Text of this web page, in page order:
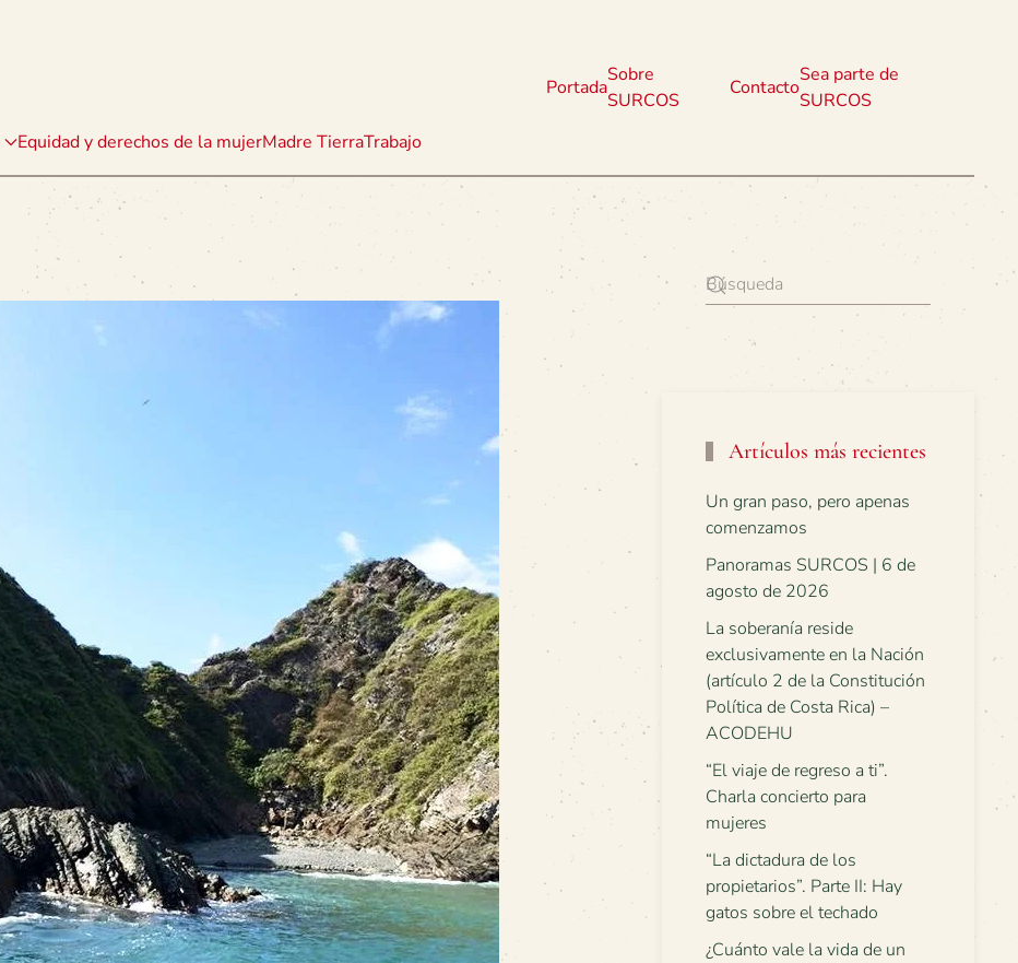
Equidad y derechos de la mujerMadre TierraTrabajo
Portada
Sobre
SURCOS
Contacto
Sea parte de
SURCOS
Artículos más recientes
Un gran paso, pero apenas
comenzamos
Panoramas SURCOS | 6 de
agosto de 2026
La soberanía reside
exclusivamente en la Nación
(artículo 2 de la Constitución
Política de Costa Rica) –
ACODEHU
“El viaje de regreso a ti”.
Charla concierto para
mujeres
“La dictadura de los
propietarios”. Parte II: Hay
gatos sobre el techado
¿Cuánto vale la vida de un